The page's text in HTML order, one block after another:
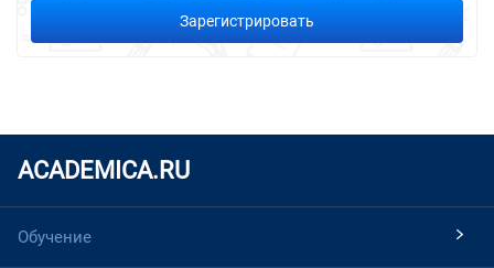
Зарегистрировать
ACADEMICA.RU
Обучение